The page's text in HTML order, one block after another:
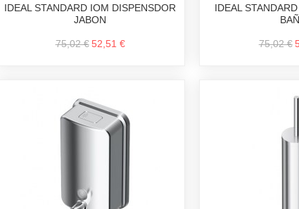
IDEAL STANDARD IOM DISPENSDOR
JABON
75,02 € 52,51 €
IDEAL
75,02 €